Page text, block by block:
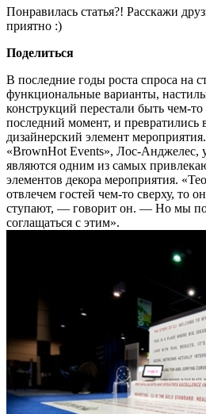
Понравилась статья?! Расскажи
приятно :)
Поделиться
В последние годы роста спроса на
функциональные варианты,
конструкций перестали быть чем-
последний момент, и превратились
дизайнерский элемент
«BrownHot Events», Лос-Анджелес,
являются одним из самых
элементов декора мероприятия.
отвлечем гостей чем-то сверху, то
ступают, — говорит он. — Но мы
соглащаться с этим».